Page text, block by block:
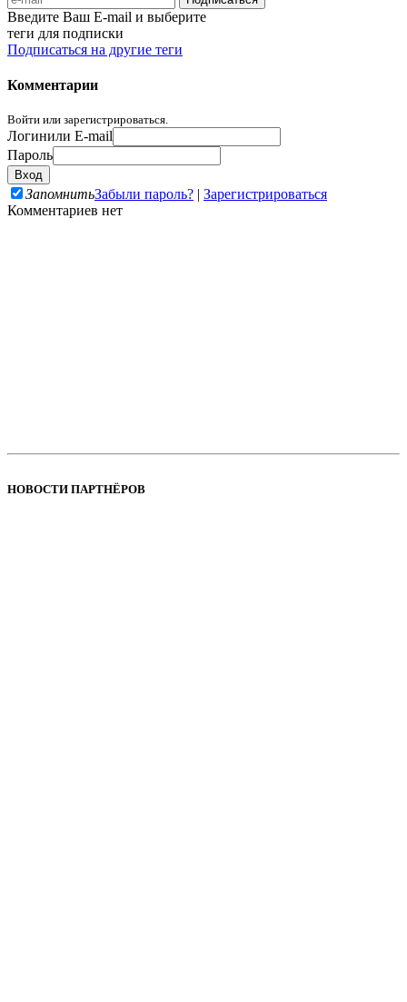
Введите Ваш E-mail и выберите
теги для подписки
Подписаться на другие теги
Комментарии
Войти или зарегистрироваться.
Логинили E-mail
Пароль
ЗапомнитьЗабыли пароль? | Зарегистрироваться
Комментариев нет
НОВОСТИ ПАРТНЁРОВ